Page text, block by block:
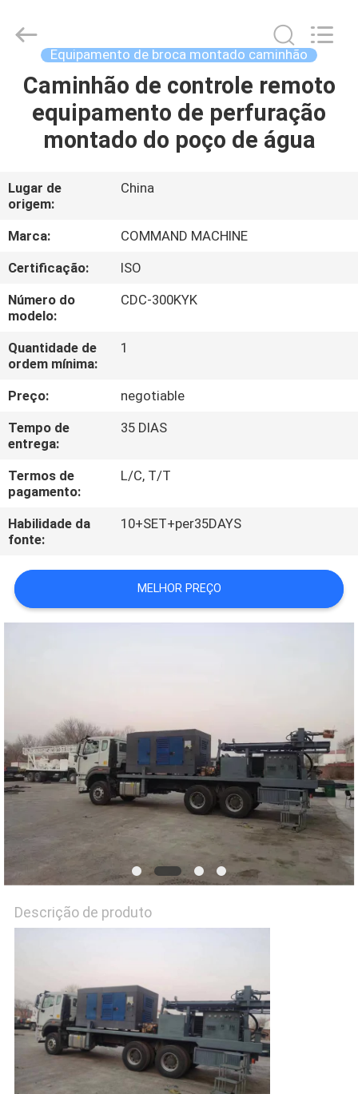
CASA
PRODUTOS
SOBRE
NÓS
EXCURSÃO
DA
FÁBRICA
CONTROLE
DA
QUALIDADE
CONTACTE-
NOS
UMAS
CITAÇÕES
PRIVACY
POLICY
300m
supplier.
COMMAND
MANUFACTURING
Developed
ECER
Equipamento de broca montado caminhão
Caminhão de controle remoto
equipamento de perfuração
montado do poço de água
Lugar de
origem:
China
Marca:
COMMAND MACHINE
Certificação:
ISO
Número do
modelo:
CDC-300KYK
Quantidade de
ordem mínima:
1
Preço:
negotiable
Tempo de
entrega:
35 DIAS
Termos de
pagamento:
L/C, T/T
Habilidade da
fonte:
10+SET+per35DAYS
MELHOR PREÇO
Descrição de produto